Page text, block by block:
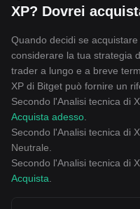
XP? Dovrei
Quando decidi se
considerare la tua strategia
trader a lungo e a breve
XP di Bitget può fornire un
Secondo l'Analisi tecnica di
Acquista adesso
Secondo l'Analisi tecnica di
Neutrale
Secondo l'Analisi tecnica di
Acquista